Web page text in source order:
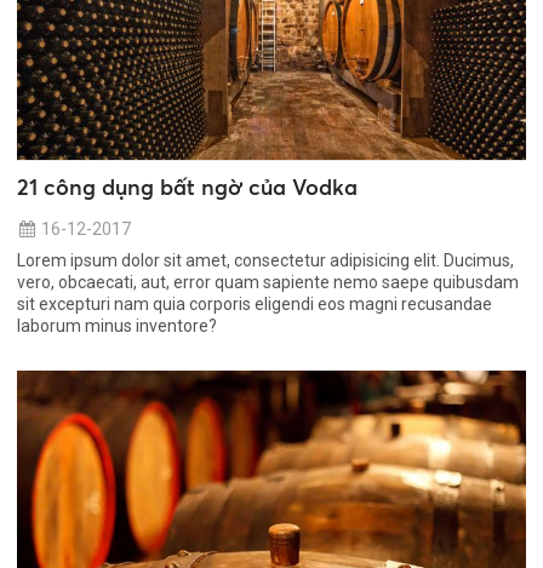
21 công dụng bất ngờ của Vodka
16-12-2017
Lorem ipsum dolor sit amet, consectetur adipisicing elit. Ducimus,
vero, obcaecati, aut, error quam sapiente nemo saepe quibusdam
sit excepturi nam quia corporis eligendi eos magni recusandae
laborum minus inventore?